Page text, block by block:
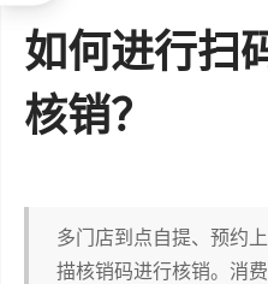
如何进行扫
核销？
多门店到点自提、预约
描核销码进行核销。消